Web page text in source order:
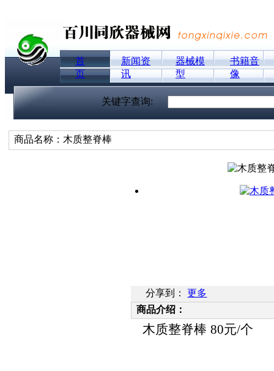
首
页
新闻资
讯
器械模
型
书籍音
像
关键字查询:
商品名称：木质整脊棒
分享到：
更多
商品介绍：
木质整脊棒 80元/个